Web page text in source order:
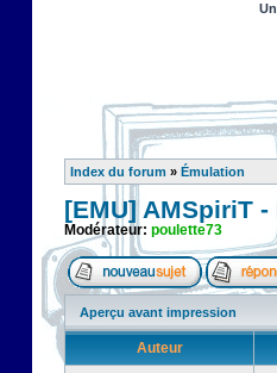
Index du forum » Émulation
[EMU] AMSpiriT
Modérateur: poulette73
Aperçu avant impression
Auteur